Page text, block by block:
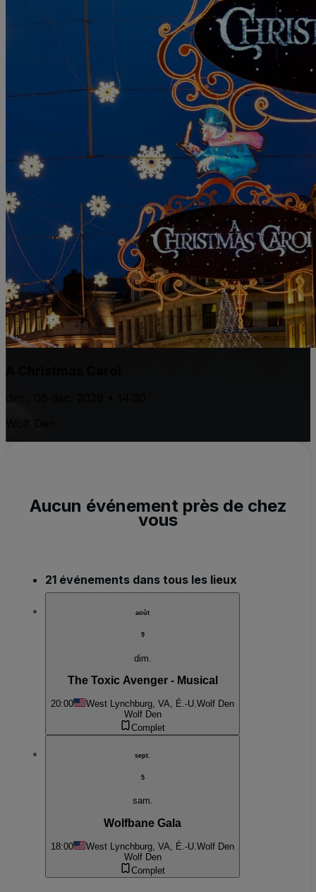
A Christmas Carol
dim., 06 déc. 2026 • 14:30
Aucun événement près de chez
vous
21 événements dans tous les lieux
août
9
dim.
The Toxic Avenger - Musical
20:00 West Lynchburg, VA, É.-U. Wolf Den
Wolf Den
Complet
sept.
5
sam.
Wolfbane Gala
18:00 West Lynchburg, VA, É.-U. Wolf Den
Wolf Den
Complet